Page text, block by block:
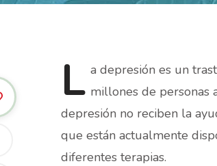
L a depresión es un
millones de personas
depresión no reciben la
que están actualmente
diferentes terapias.